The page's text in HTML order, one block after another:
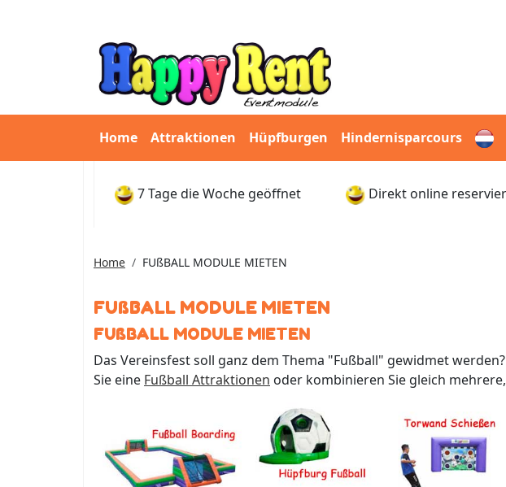
Home Attraktionen Hüpfburgen Hindernisparcours
7 Tage die Woche geöffnet Direkt online
Home FUßBALL MODULE MIETEN
FUßBALL MODULE MIETEN
FUßBALL MODULE MIETEN
Das Vereinsfest soll ganz dem Thema "Fußball" gewidmet
Sie eine Fußball Attraktionen oder kombinieren Sie gleich